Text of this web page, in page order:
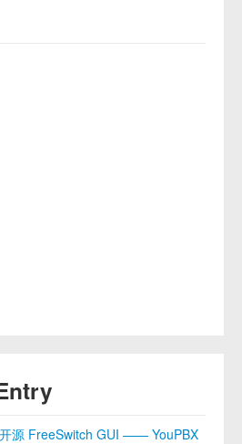
源 FreeSwitch GUI —— YouPBX